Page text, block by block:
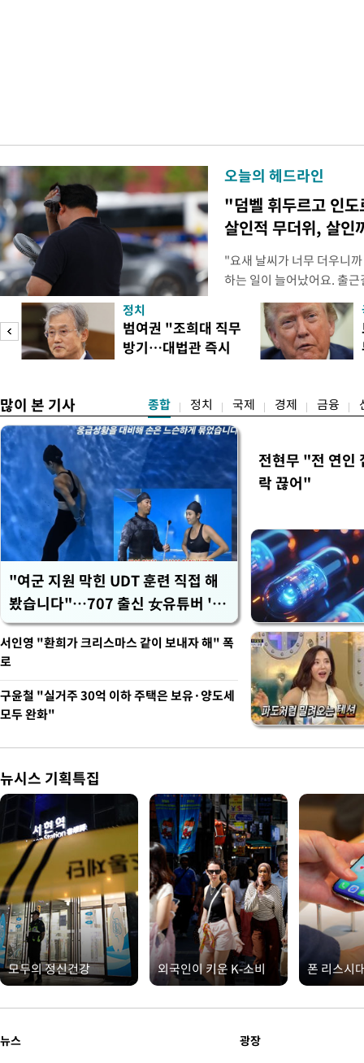
오늘의 헤드라인
"덤벨 휘두르고 인도
살인적 무더위, 살인
"요새 날씨가 너무 더우니
하는 일이 늘어났어요. 출
거나, 누가 길을 막고 서
(40대 직장인 A씨) 유례없
에도 쉽게 짜증을 내거나
있다. 높은 기온과 습도가
정치
범여권 "조희대 직무
방기…대법관 즉시
많이 본 기사 종합 정치 국제 경제 금융
"여군 지원 막힌 UDT 훈련 직접 해
봤습니다"…707 출신 女유튜버 '완
벽 소화'
전현무 "전 연인
락 끊어"
서인영 "환희가 크리스마스 같이 보내자 해" 폭
로
구윤철 "실거주 30억 이하 주택은 보유·양도세
모두 완화"
뉴시스 기획특집
모두의 정신건강 외국인이 키운 K-소비 폰 리스시
뉴스 광장